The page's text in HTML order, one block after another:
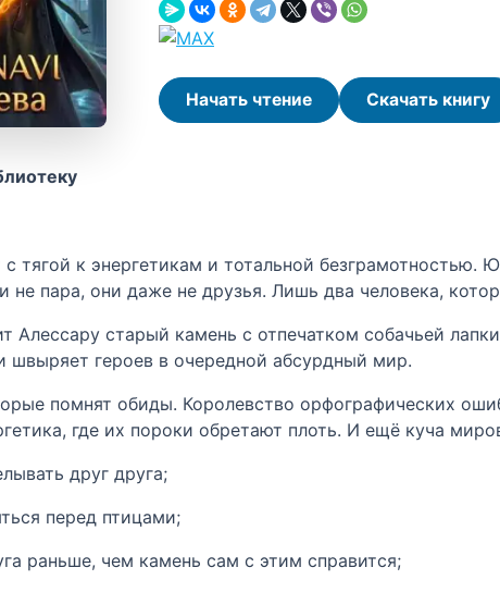
Начать чтение Скачать книгу
тягой к энергетикам и тотальной
не пара, они даже не друзья. Лишь два человека,
Алессару старый камень с отпечатком собачьей
швыряет героев в очередной абсурдный мир.
помнят обиды. Королевство орфографических
где их пороки обретают плоть. И ещё куча
друг друга;
перед птицами;
раньше, чем камень сам с этим справится;